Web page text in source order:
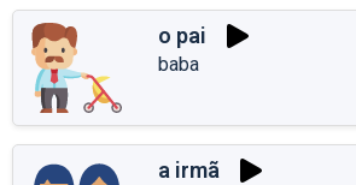
o pai
baba
a irmã